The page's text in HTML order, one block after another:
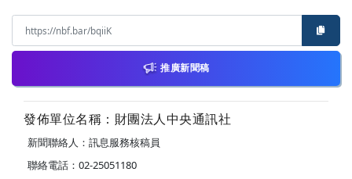
推廣新聞稿
發佈單位名稱：財團法人中央通訊社
新聞聯絡人：訊息服務核稿員
聯絡電話：02-25051180